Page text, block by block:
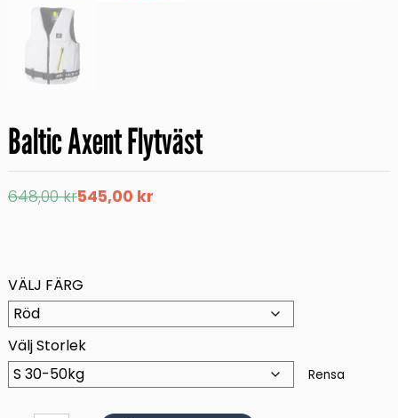
Baltic Axent Flytväst
648,00kr
Det
ursprungliga
545,00 kr
Det
nuvarande
VÄLJ FÄRG
Välj Storlek
Rensa